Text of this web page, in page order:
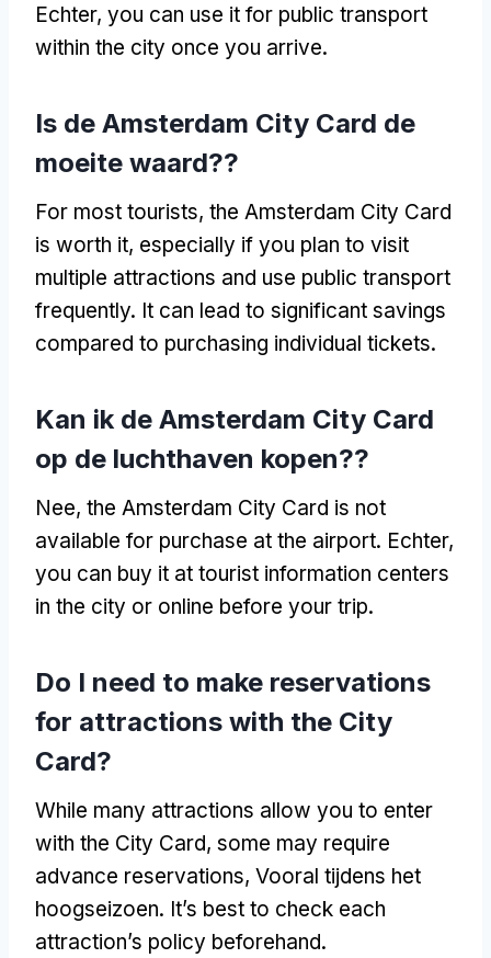
Echter, you can use it for public transport
within the city once you arrive.
Is de Amsterdam City Card de
moeite waard??
For most tourists, the Amsterdam City Card
is worth it, especially if you plan to visit
multiple attractions and use public transport
frequently. It can lead to significant savings
compared to purchasing individual tickets.
Kan ik de Amsterdam City Card
op de luchthaven kopen??
Nee, the Amsterdam City Card is not
available for purchase at the airport. Echter,
you can buy it at tourist information centers
in the city or online before your trip.
Do I need to make reservations
for attractions with the City
Card?
While many attractions allow you to enter
with the City Card, some may require
advance reservations, Vooral tijdens het
hoogseizoen. It’s best to check each
attraction’s policy beforehand.